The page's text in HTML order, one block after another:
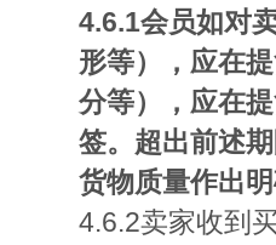
4.6.1会员如对
形等），应在
分等），应在
签。超出前述
货物质量作出
4.6.2卖家收到